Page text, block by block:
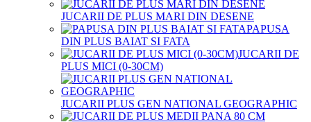
JUCARII DE PLUS MARI DIN DESENE
PAPUSA
DIN PLUS BAIAT SI FATA
JUCARII DE
PLUS MICI (0-30CM)
JUCARII PLUS GEN NATIONAL GEOGRAPHIC